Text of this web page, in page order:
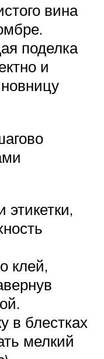
вина
поделка
и
клей,
в блестках
мелкий